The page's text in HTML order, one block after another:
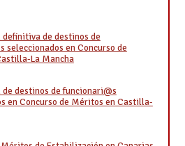
de destinos de
seleccionados en Concurso de
La Mancha
destinos de funcionari@s
en Concurso de Méritos en Castilla-